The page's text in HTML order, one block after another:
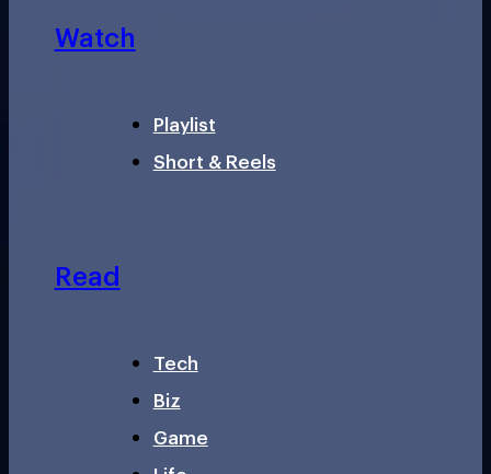
Watch
Playlist
Short & Reels
Read
Tech
Biz
Game